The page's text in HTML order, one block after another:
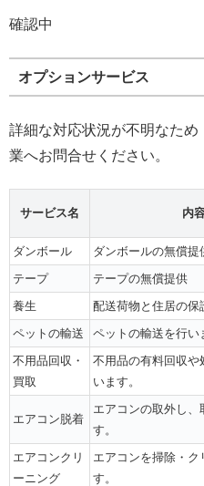
確認中
オプションサービス
詳細な対応状況が不明なた
業へお問合せください。
サービス名 内
ダンボール ダンボールの無償提
テープ
テープの無償提供
養生
配送荷物と住居の保
ペットの輸送
ペットの輸送を行い
不用品回収・
買取
不用品の有料回収や
います。
エアコン脱着
エアコンの取外し、
す。
エアコンクリ
ーニング
エアコンを掃除・ク
す。